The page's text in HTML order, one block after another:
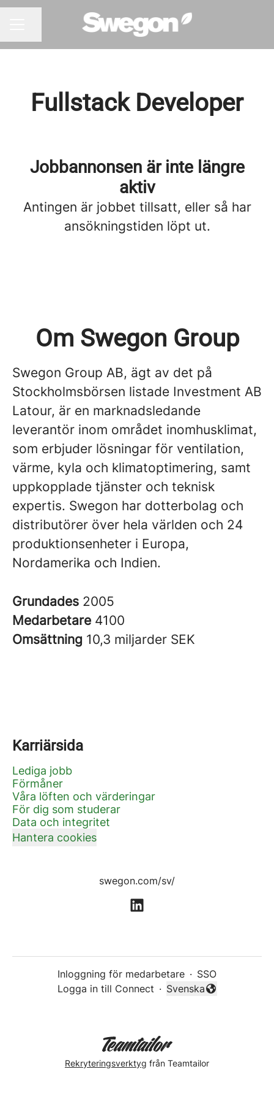
Fullstack Developer
Jobbannonsen är inte längre
aktiv
Antingen är jobbet tillsatt, eller så har
ansökningstiden löpt ut.
Om Swegon Group
Swegon Group AB, ägt av det på
Stockholmsbörsen listade Investment AB
Latour, är en marknadsledande
leverantör inom området inomhusklimat,
som erbjuder lösningar för ventilation,
värme, kyla och klimatoptimering, samt
uppkopplade tjänster och teknisk
expertis. Swegon har dotterbolag och
distributörer över hela världen och 24
produktionsenheter i Europa,
Nordamerika och Indien.
Grundades 2005
Medarbetare 4100
Omsättning 10,3 miljarder SEK
Karriärsida
Lediga jobb
Förmåner
Våra löften och värderingar
För dig som studerar
Data och integritet
Hantera cookies
swegon.com/sv/
Inloggning för medarbetare · SSO
Logga in till Connect ·
Byt språk
Svenska
Rekryteringsverktyg från Teamtailor